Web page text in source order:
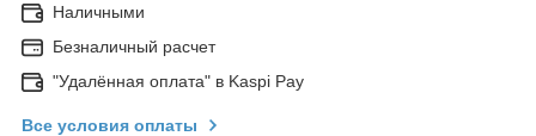
Наличными
Безналичный расчет
"Удалённая оплата" в Kaspi Pay
Все условия оплаты